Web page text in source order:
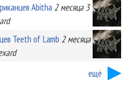
Abitha 2 месяца 3
Teeth of Lamb 2 месяца
ещё